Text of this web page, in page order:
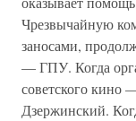
Чрезвычайную
заносами,
— ГПУ. Когда
советского кино
Дзержинский.